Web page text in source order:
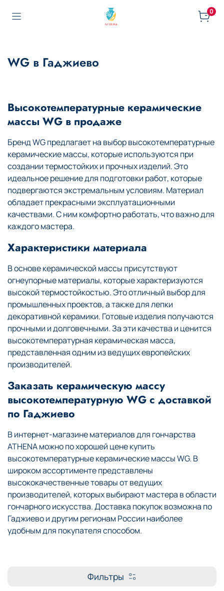
0
WG в Гаджиево
Высокотемпературные керамические
массы WG в продаже
Бренд WG предлагает на выбор высокотемпературные
керамические массы, которые используются при
создании термостойких и прочных изделий. Это
идеальное решение для подготовки работ, которые
подвергаются экстремальным условиям. Материал
обладает прекрасными эксплуатационными
качествами. С ним комфортно работать, что важно для
каждого мастера.
Характеристики материала
В основе керамической массы присутствуют
огнеупорные материалы, которые характеризуются
высокой термостойкостью. Это отличный выбор для
промышленных проектов, а также для лепки
декоративной керамики. Готовые изделия получаются
прочными и долговечными. За эти качества и ценится
высокотемпературная керамическая масса,
представленная одним из ведущих европейских
производителей.
Заказать керамическую массу
высокотемпературную WG с доставкой
по Гаджиево
В интернет-магазине материалов для гончарства
ATHENA можно по хорошей цене купить
высокотемпературные керамические массы WG. В
широком ассортименте представлены
высококачественные товары от ведущих
производителей, которых выбирают мастера в области
гончарного искусства. Доставка покупок возможна по
Гаджиево и другим регионам России наиболее
удобным для покупателя способом.
Фильтры